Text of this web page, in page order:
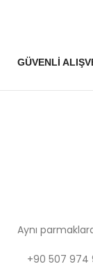
GÜVENLİ
Aynı
+90 507 974